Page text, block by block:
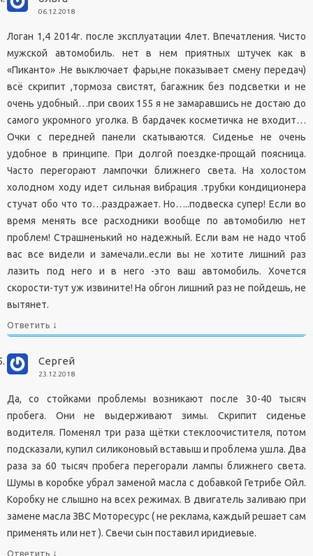
06.12.2018
Логан 1,4 2014г. после эксплуатации 4лет. Впечатления. Чисто
мужской автомобиль. нет в нем приятных штучек как в
«Пиканто» .Не выключает фары,не показывает смену передач)
всё скрипит ,тормоза свистят, багажник без подсветки и не
очень удобный…при своих 155 я не замаравшись не достаю до
самого укромного уголка. В бардачек косметичка не входит…
Очки с передней панели скатываются. Сиденье не очень
удобное в принципе. При долгой поездке-прощай поясница.
Часто перегорают лампочки ближнего света. На холостом
холодном ходу идет сильная вибрация .трубки кондиционера
стучат обо что то…раздражает. Но…..подвеска супер! Если во
время менять все расходники вообще по автомобилю нет
проблем! Страшненький но надежный. Если вам не надо чтоб
вас все видели и замечали..если вы не хотите лишний раз
лазить под него и в него -это ваш автомобиль. Хочется
скорости-тут уж извините! На обгон лишний раз не пойдешь, не
вытянет.
Ответить ↓
Сергей
23.12.2018
Да, со стойками проблемы возникают после 30-40 тысяч
пробега. Они не выдерживают зимы. Скрипит сиденье
водителя. Поменял три раза щётки стеклоочистителя, потом
подсказали, купил силиконовый вставыш и проблема ушла. Два
раза за 60 тысяч пробега перегорали лампы ближнего света.
Шумы в коробке убрал заменой масла с добавкой Гетрибе Ойл.
Коробку не слышно на всех режимах. В двигатель заливаю при
замене масла ЗВС Моторесурс ( не реклама, каждый решает сам
применять или нет ). Свечи сын поставил иридиевые.
Ответить ↓